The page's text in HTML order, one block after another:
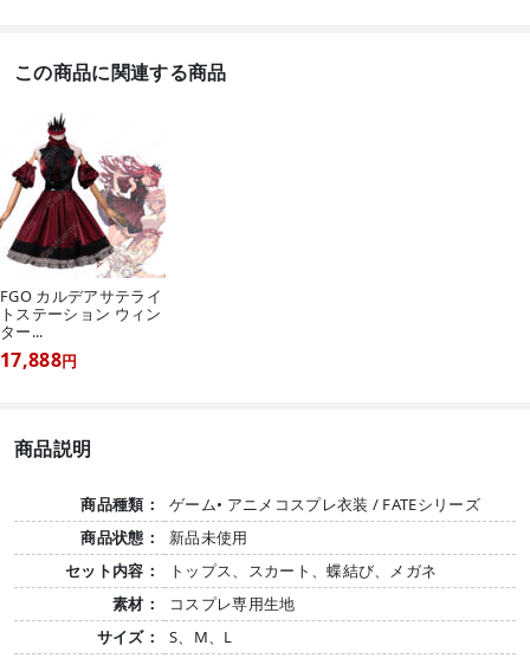
この商品に関連する商品
FGO カルデアサテライ
トステーション ウィン
ター...
17,888円
商品説明
商品種類：
ゲーム• アニメコスプレ衣装 / FATEシリーズ
商品状態：
新品未使用
セット内容：
トップス、スカート、蝶結び、メガネ
素材：
コスプレ専用生地
サイズ：
S、M、L